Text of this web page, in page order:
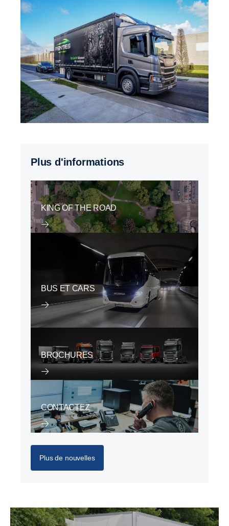
Plus d'informations
KING OF THE ROAD
BUS ET CARS
BROCHURES
CONTACTEZ
Plus de nouvelles